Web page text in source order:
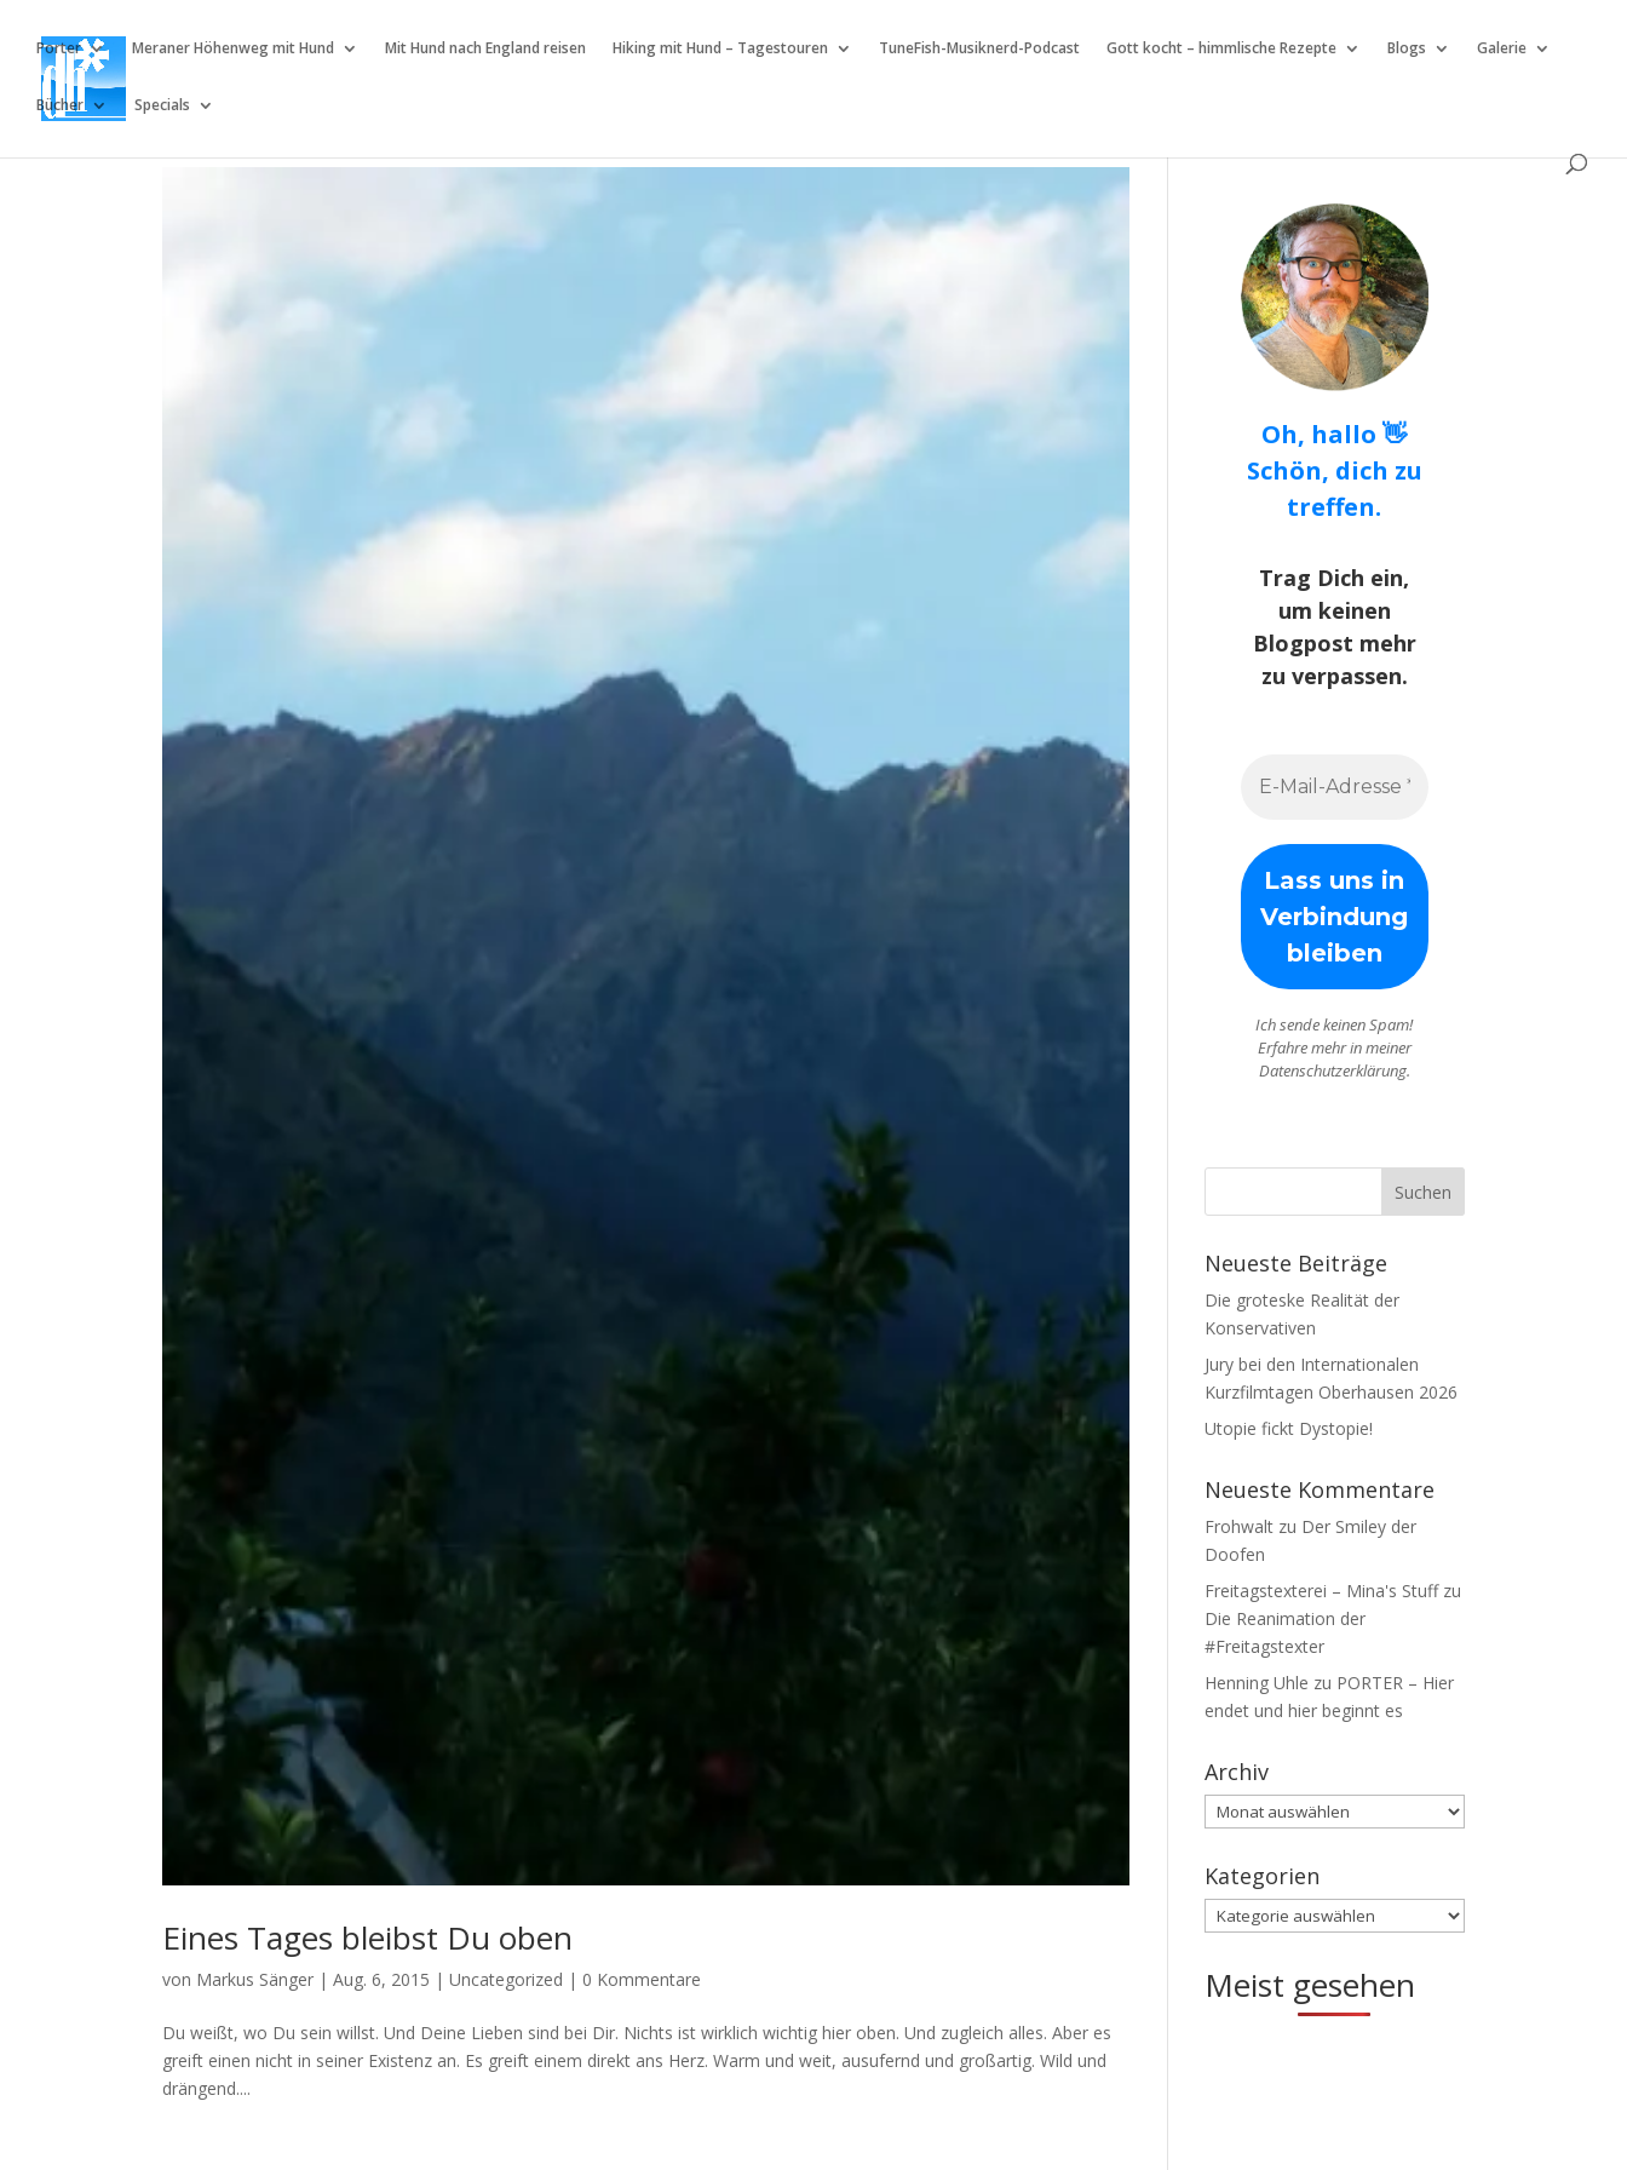
Porter Meraner Höhenweg mit Hund Mit Hund nach England reisen Hiking mit Hund – Tagestouren TuneFish-Musiknerd-Podcast Gott kocht – himmlische Rezepte Blogs Galerie
Bücher Specials
Eines Tages bleibst Du oben
von Markus Sänger |Aug. 6, 2015 |Uncategorized | 0 Kommentare
Du weißt, wo Du sein willst. Und Deine Lieben sind bei Dir. Nichts ist wirklich wichtig hier oben. Und zugleich alles. Aber es
greift einen nicht in seiner Existenz an. Es greift einem direkt ans Herz. Warm und weit, ausufernd und großartig. Wild und
drängend....
Oh, hallo 👋
Schön, dich zu
treffen.
Trag Dich ein,
um keinen
Blogpost mehr
zu verpassen.
Ich sende keinen Spam!
Erfahre mehr in meiner
Datenschutzerklärung.
Neueste Beiträge
Die groteske Realität der
Konservativen
Jury bei den Internationalen
Kurzfilmtagen Oberhausen 2026
Utopie fickt Dystopie!
Neueste Kommentare
Frohwaltzu Der Smiley der
Doofen
Freitagstexterei – Mina's Stuffzu
Die Reanimation der
#Freitagstexter
Henning Uhle zu PORTER – Hier
endet und hier beginnt es
Archiv
Archiv
Kategorien
Kategorien
Meist gesehen